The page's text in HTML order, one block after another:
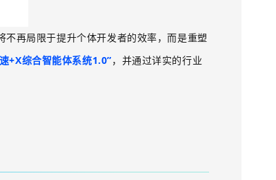
不再局限于提升个体开发者的效率，而是重塑
+X综合智能体系统1.0”，并通过详实的行业